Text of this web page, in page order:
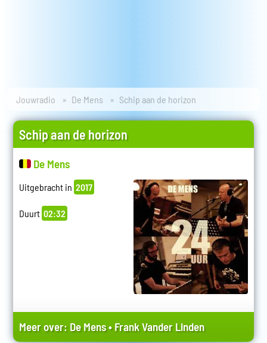
Jouwradio De Mens Schip aan de horizon
Schip aan de horizon
De Mens
Uitgebracht in 2017
Duurt 02:32
Meer over: De Mens•Frank Vander Linden